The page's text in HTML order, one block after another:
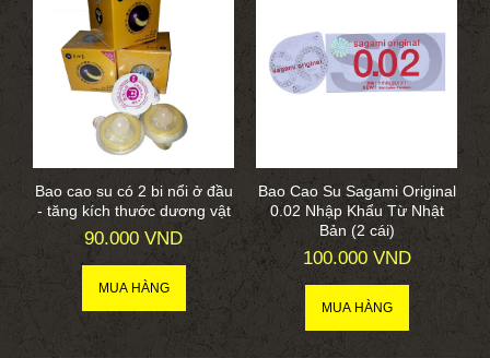
Bao cao su có 2 bi nổi ở đầu
- tăng kích thước dương vật
90.000 VND
Bao Cao Su Sagami Original
0.02 Nhập Khẩu Từ Nhật
Bản (2 cái)
100.000 VND